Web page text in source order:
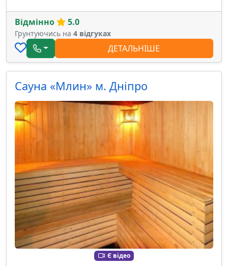
Відмінно 5.0
Грунтуючись на 4 відгуках
ДЕТАЛЬНІШЕ
Є відео
Сауна «Млин» м. Дніпро